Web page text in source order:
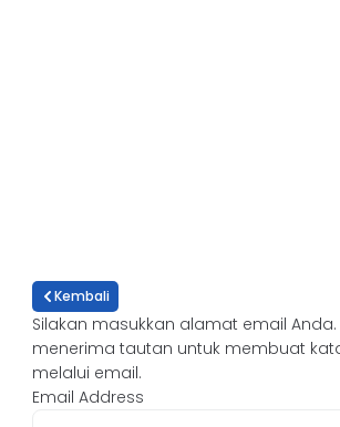
Kembali
Silakan masukkan alamat email
menerima tautan untuk membuat
melalui email.
Email Address